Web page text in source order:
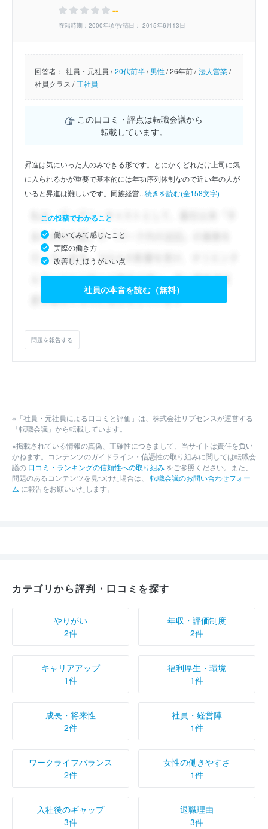
--
在籍時期：2000年頃/投稿日： 2015年6月13日
回答者： 社員・元社員 / 20代前半/男性/26年前 / 法人営業/
社員クラス / 正社員
この口コミ・評点は転職会議から
転載しています。
昇進は気にいった人のみできる形です。とにかくどれだけ上司に気
に入られるかが重要で基本的には年功序列体制なので近い年の人が
いると昇進は難しいです。同族経営...続きを読む(全158文字)
この投稿でわかること
働いてみて感じたこと
実際の働き方
改善したほうがいい点
社員の本音を読む（無料）
問題を報告する
※「社員・元社員による口コミと評価」は、株式会社リブセンスが運営する
「転職会議」から転載しています。
※掲載されている情報の真偽、正確性につきまして、当サイトは責任を負い
かねます。コンテンツのガイドライン・信憑性の取り組みに関しては転職会
議の 口コミ・ランキングの信頼性への取り組み をご参照ください。また、
問題のあるコンテンツを見つけた場合は、 転職会議のお問い合わせフォー
ム に報告をお願いいたします。
カテゴリから評判・口コミを探す
やりがい
2件
年収・評価制度
2件
キャリアアップ
1件
福利厚生・環境
1件
成長・将来性
2件
社員・経営陣
1件
ワークライフバランス
2件
女性の働きやすさ
1件
入社後のギャップ
3件
退職理由
3件